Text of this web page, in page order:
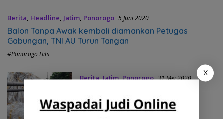
Berita, Headline, Jatim, Ponorogo 5 Juni 2020
Balon Tanpa Awak kembali diamankan Petugas
Gabungan, TNI AU Turun Tangan
#Ponorogo Hits
Berita,Jatim,Ponorogo 31 Mei 2020
jatuh dan Rusak atap rumah di
Jambon Ponorogo
X